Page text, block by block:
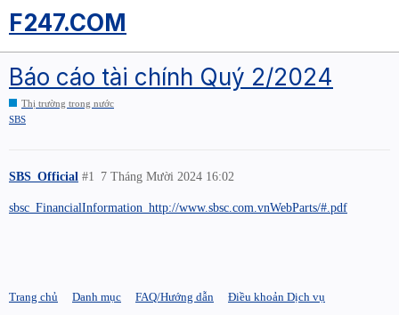
F247.COM
Báo cáo tài chính Quý 2/2024
Thị trường trong nước
SBS
SBS_Official 7 Tháng Mười 2024 16:02
#1
sbsc_FinancialInformation_http://www.sbsc.com.vnWebParts/#.pdf
Trang chủ Danh mục FAQ/Hướng dẫn
Điều khoản Dịch vụ